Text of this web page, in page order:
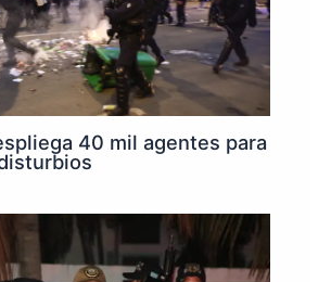
40 mil agentes para